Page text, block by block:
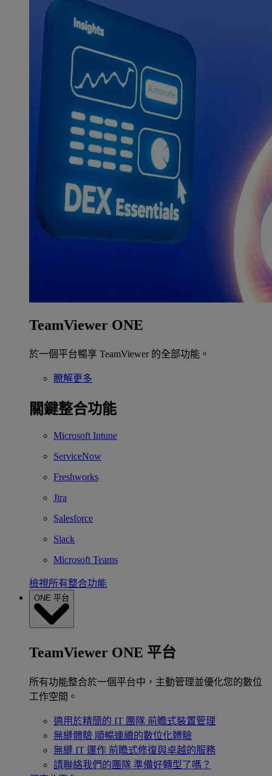
TeamViewer ONE
於一個平台暢享 TeamViewer 的全部功能。
瞭解更多
關鍵整合功能
Microsoft Intune
ServiceNow
Freshworks
Jira
Salesforce
Slack
Microsoft Teams
檢視所有整合功能
ONE 平台
TeamViewer ONE 平台
所有功能整合於一個平台中，主動管理並優化您的數位
工作空間。
適用於精簡的 IT 團隊 前瞻式裝置管理
無縫體驗 順暢連續的數位化體驗
無縫 IT 運作 前瞻式修復與卓越的服務
請聯絡我們的團隊 準備好轉型了嗎？